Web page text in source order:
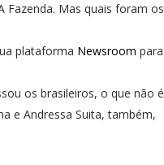
Fazenda. Mas quais foram os
plataforma Newsroom para
os brasileiros, o que não é
e Andressa Suita, também,